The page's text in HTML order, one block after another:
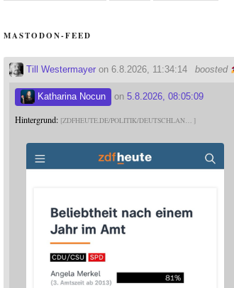
MASTODON-FEED
boosted
Till Westermayer on 6.8.2026, 11:34:14
Katharina Nocun on5.8.2026, 08:05:09
Hintergrund: ZDFHEUTE.DE/POLITIK/DEUTSCHLAN